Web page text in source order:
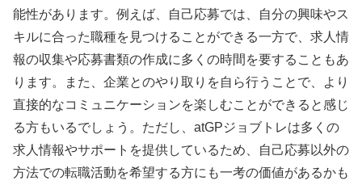
能性があります。例えば、自己応募では、自分の興味やス
キルに合った職種を見つけることができる一方で、求人情
報の収集や応募書類の作成に多くの時間を要することもあ
ります。また、企業とのやり取りを自ら行うことで、より
直接的なコミュニケーションを楽しむことができると感じ
る方もいるでしょう。ただし、atGPジョブトレは多くの
求人情報やサポートを提供しているため、自己応募以外の
方法での転職活動を希望する方にも一考の価値があるかも